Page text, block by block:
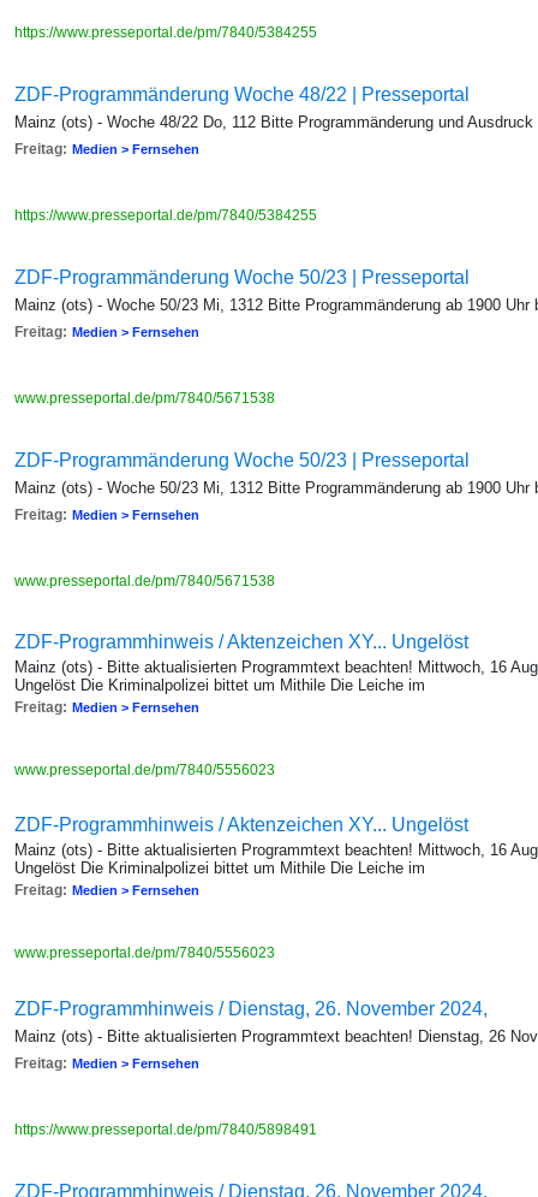
https://www.presseportal.de/pm/7840/5384255
ZDF-Programmänderung Woche 48/22 | Presseportal
Mainz (ots) - Woche 48/22 Do, 112 Bitte Programmänderung und
Freitag: Medien > Fernsehen
https://www.presseportal.de/pm/7840/5384255
ZDF-Programmänderung Woche 50/23 | Presseportal
Mainz (ots) - Woche 50/23 Mi, 1312 Bitte Programmänderung ab 1900 Uhr
Freitag: Medien > Fernsehen
www.presseportal.de/pm/7840/5671538
ZDF-Programmänderung Woche 50/23 | Presseportal
Mainz (ots) - Woche 50/23 Mi, 1312 Bitte Programmänderung ab 1900 Uhr
Freitag: Medien > Fernsehen
www.presseportal.de/pm/7840/5671538
ZDF-Programmhinweis / Aktenzeichen XY... Ungelöst
Mainz (ots) - Bitte aktualisierten Programmtext beachten! Mittwoch, 16
Ungelöst Die Kriminalpolizei bittet um Mithile Die Leiche im
Freitag: Medien > Fernsehen
www.presseportal.de/pm/7840/5556023
ZDF-Programmhinweis / Aktenzeichen XY... Ungelöst
Mainz (ots) - Bitte aktualisierten Programmtext beachten! Mittwoch, 16
Ungelöst Die Kriminalpolizei bittet um Mithile Die Leiche im
Freitag: Medien > Fernsehen
www.presseportal.de/pm/7840/5556023
ZDF-Programmhinweis / Dienstag, 26. November 2024,
Mainz (ots) - Bitte aktualisierten Programmtext beachten! Dienstag, 26
Freitag: Medien > Fernsehen
https://www.presseportal.de/pm/7840/5898491
ZDF-Programmhinweis / Dienstag, 26. November 2024,